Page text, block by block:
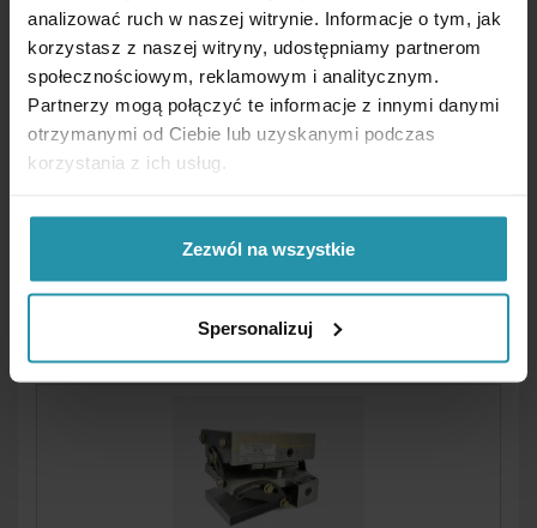
analizować ruch w naszej witrynie. Informacje o tym, jak
korzystasz z naszej witryny, udostępniamy partnerom
społecznościowym, reklamowym i analitycznym.
Partnerzy mogą połączyć te informacje z innymi danymi
otrzymanymi od Ciebie lub uzyskanymi podczas
korzystania z ich usług.
Zezwól na wszystkie
Spersonalizuj
POSEBNA MAGNETNA VPENJALA
STALNA MAGNETNA VPENJALNA DRŽALA